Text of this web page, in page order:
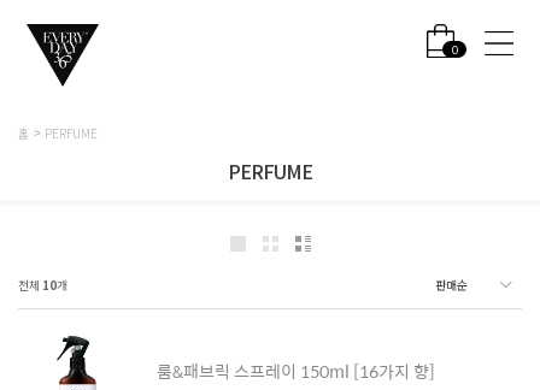
0
홈 PERFUME
PERFUME
전체 10개
룸&패브릭 스프레이 150ml [16가지 향]